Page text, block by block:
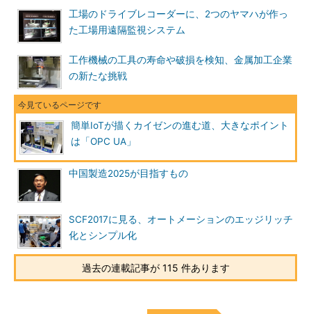
工場のドライブレコーダーに、2つのヤマハが作っ
た工場用遠隔監視システム
工作機械の工具の寿命や破損を検知、金属加工企業
の新たな挑戦
簡単IoTが描くカイゼンの進む道、大きなポイント
は「OPC UA」
中国製造2025が目指すもの
SCF2017に見る、オートメーションのエッジリッチ
化とシンプル化
過去の連載記事が 115 件あります